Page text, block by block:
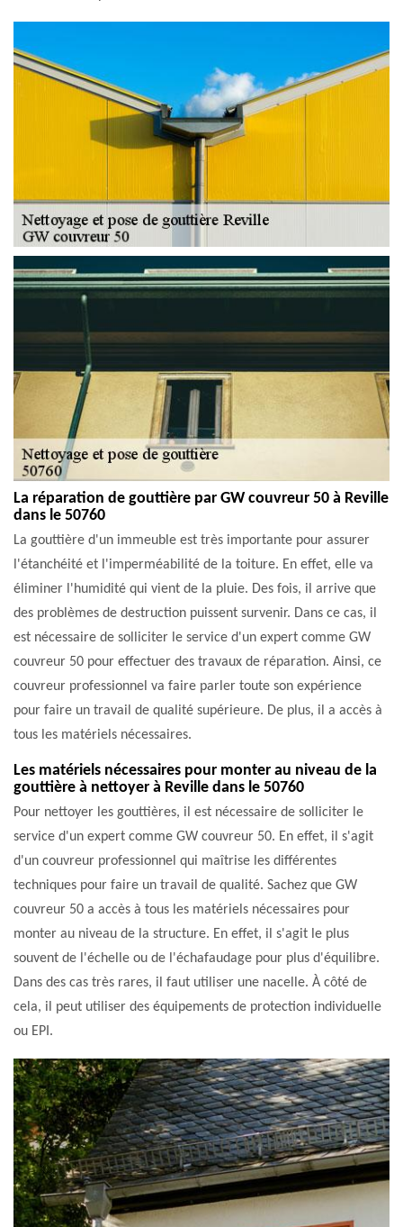
La réparation de gouttière par GW couvreur 50 à Reville
dans le 50760
La gouttière d'un immeuble est très importante pour assurer
l'étanchéité et l'imperméabilité de la toiture. En effet, elle va
éliminer l'humidité qui vient de la pluie. Des fois, il arrive que
des problèmes de destruction puissent survenir. Dans ce cas, il
est nécessaire de solliciter le service d'un expert comme GW
couvreur 50 pour effectuer des travaux de réparation. Ainsi, ce
couvreur professionnel va faire parler toute son expérience
pour faire un travail de qualité supérieure. De plus, il a accès à
tous les matériels nécessaires.
Les matériels nécessaires pour monter au niveau de la
gouttière à nettoyer à Reville dans le 50760
Pour nettoyer les gouttières, il est nécessaire de solliciter le
service d'un expert comme GW couvreur 50. En effet, il s'agit
d'un couvreur professionnel qui maîtrise les différentes
techniques pour faire un travail de qualité. Sachez que GW
couvreur 50 a accès à tous les matériels nécessaires pour
monter au niveau de la structure. En effet, il s'agit le plus
souvent de l'échelle ou de l'échafaudage pour plus d'équilibre.
Dans des cas très rares, il faut utiliser une nacelle. À côté de
cela, il peut utiliser des équipements de protection individuelle
ou EPI.